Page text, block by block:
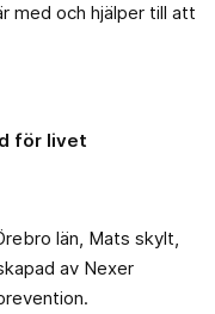
med och hjälper till att
för livet
län, Mats skylt,
av Nexer